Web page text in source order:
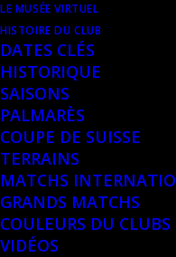
LE MUSÉE VIRTUEL
HISTOIRE DU CLUB
DATES CLÉS
HISTORIQUE
SAISONS
PALMARÈS
COUPE DE SUISSE
TERRAINS
MATCHS
GRANDS MATCHS
COULEURS DU CLUBS
VIDÉOS
MAILLOT DE
2023-2024
Maillot de la
League. Saison
par Christophe
Château de Nyon,